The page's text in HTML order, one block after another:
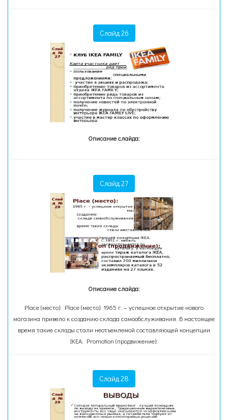
Слайд 26
Описание слайда:
Слайд 27
Описание слайда:
Place (место): Place (место): 1965 г. – успешное открытие нового
магазина привело к созданию склада самообслуживания. В настоящее
время такие склады стали неотъемлемой составляющей концепции
IKEA. Promotion (продвижение):
Слайд 28